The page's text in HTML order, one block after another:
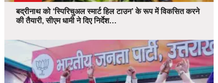
बद्रीनाथ को ‘स्पिरिचुअल स्मार्ट हिल टाउन’ के रूप में विकसित करने
की तैयारी, सीएम धामी ने दिए निर्देश…